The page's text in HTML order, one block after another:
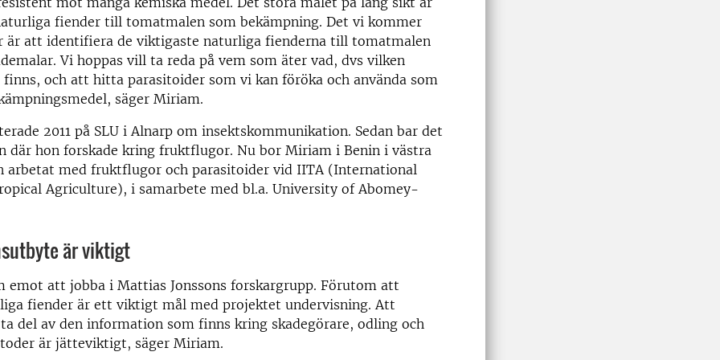
fiender till tomatmalen som bekämpning. Det vi kommer
är att identifiera de viktigaste naturliga fienderna till tomatmalen
Vi hoppas vill ta reda på vem som äter vad, dvs vilken
och att hitta parasitoider som vi kan föröka och använda som
säger Miriam.
2011 på SLU i Alnarp om insektskommunikation. Sedan bar det
där hon forskade kring fruktflugor. Nu bor Miriam i Benin i västra
arbetat med fruktflugor och parasitoider vid IITA (International
Agriculture), i samarbete med bl.a. University of Abomey-
är viktigt
emot att jobba i Mattias Jonssons forskargrupp. Förutom att
fiender är ett viktigt mål med projektet undervisning. Att
del av den information som finns kring skadegörare, odling och
är jätteviktigt, säger Miriam.